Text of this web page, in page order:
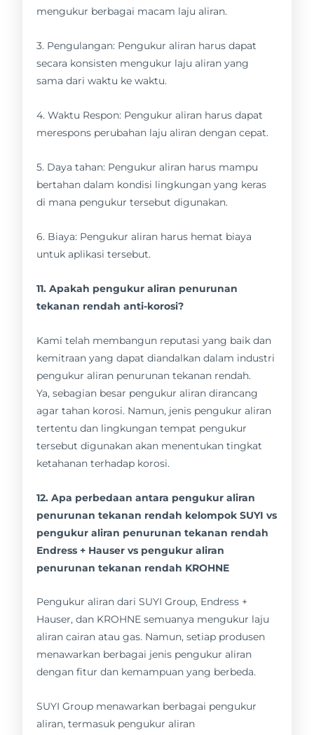
mengukur berbagai macam laju aliran.
3. Pengulangan: Pengukur aliran harus dapat
secara konsisten mengukur laju aliran yang
sama dari waktu ke waktu.
4. Waktu Respon: Pengukur aliran harus dapat
merespons perubahan laju aliran dengan cepat.
5. Daya tahan: Pengukur aliran harus mampu
bertahan dalam kondisi lingkungan yang keras
di mana pengukur tersebut digunakan.
6. Biaya: Pengukur aliran harus hemat biaya
untuk aplikasi tersebut.
11. Apakah pengukur aliran penurunan
tekanan rendah anti-korosi?
Kami telah membangun reputasi yang baik dan
kemitraan yang dapat diandalkan dalam industri
pengukur aliran penurunan tekanan rendah.
Ya, sebagian besar pengukur aliran dirancang
agar tahan korosi. Namun, jenis pengukur aliran
tertentu dan lingkungan tempat pengukur
tersebut digunakan akan menentukan tingkat
ketahanan terhadap korosi.
12. Apa perbedaan antara pengukur aliran
penurunan tekanan rendah kelompok SUYI vs
pengukur aliran penurunan tekanan rendah
Endress + Hauser vs pengukur aliran
penurunan tekanan rendah KROHNE
Pengukur aliran dari SUYI Group, Endress +
Hauser, dan KROHNE semuanya mengukur laju
aliran cairan atau gas. Namun, setiap produsen
menawarkan berbagai jenis pengukur aliran
dengan fitur dan kemampuan yang berbeda.
SUYI Group menawarkan berbagai pengukur
aliran, termasuk pengukur aliran